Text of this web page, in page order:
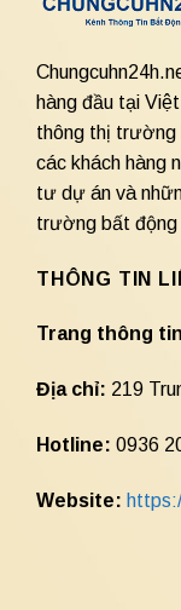
hàng đầu tại
thông thị trường
các khách hàng
tư dự án và
trường bất động
THÔNG TIN
Trang thông
Địa chỉ: 219
Hotline: 0936
Website: